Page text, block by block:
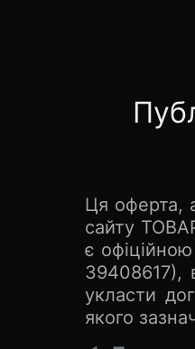
Ця оферта,
сайту
є
39408617),
укласти
якого